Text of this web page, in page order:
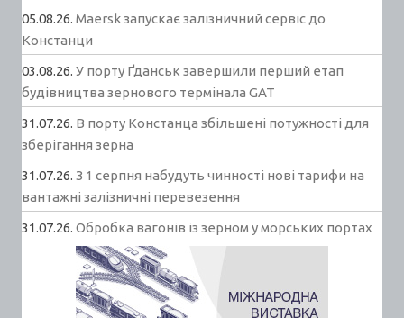
05.08.26. Maersk запускає залізничний сервіс до
Констанци
03.08.26. У порту Ґданськ завершили перший етап
будівництва зернового термінала GAT
31.07.26. В порту Констанца збільшені потужності для
зберігання зерна
31.07.26. З 1 серпня набудуть чинності нові тарифи на
вантажні залізничні перевезення
31.07.26. Обробка вагонів із зерном у морських портах